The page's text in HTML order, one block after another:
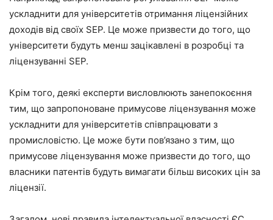
ускладнити для університетів отримання ліцензійних
доходів від своїх SEP. Це може призвести до того, що
університети будуть менш зацікавлені в розробці та
ліцензуванні SEP.
Крім того, деякі експерти висловлюють занепокоєння
тим, що запропоноване примусове ліцензування може
ускладнити для університетів співпрацювати з
промисловістю. Це може бути пов’язано з тим, що
примусове ліцензування може призвести до того, що
власники патентів будуть вимагати більш високих цін за
ліцензії.